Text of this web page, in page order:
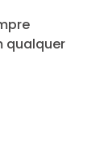
qualquer